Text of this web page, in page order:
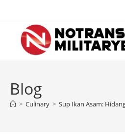
content
Blog
> Culinary > Sup Ikan Asam: